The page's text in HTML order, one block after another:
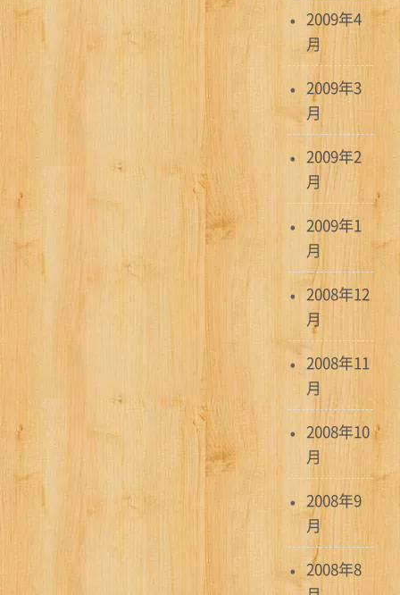
2009年4
月
2009年3
月
2009年2
月
2009年1
月
2008年12
月
2008年11
月
2008年10
月
2008年9
月
2008年8